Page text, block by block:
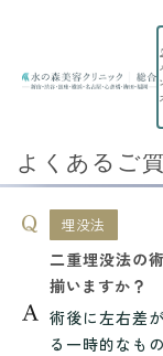
TOP よくあるご質問
二重埋没法の術後に左右差
よくあるご
埋没法
二重埋没法の
揃いますか？
術後に左右差
る一時的なも